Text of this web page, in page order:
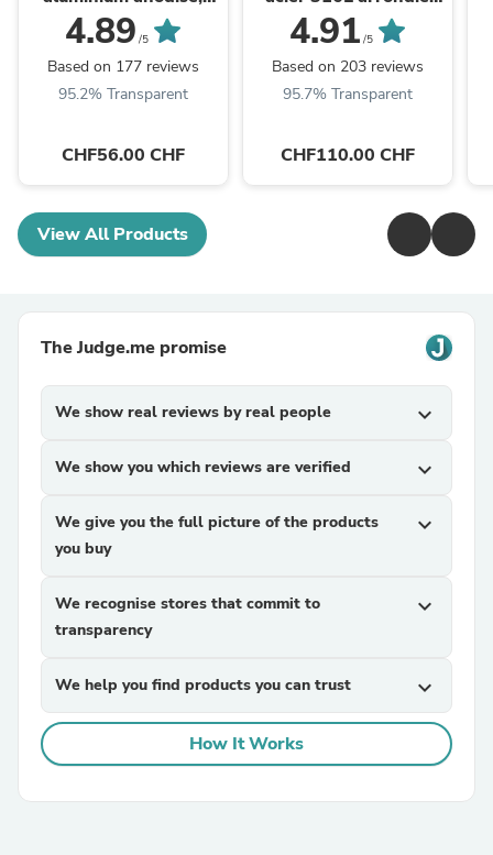
couleurs à choix
4.89 /5
Based on 177 reviews
95.2% Transparent
CHF56.00 CHF
(9mm) pour bague
mood, bijou avec
anneau central
4.91 /5
Based on 203 reviews
95.7% Transparent
CHF110.00 CHF
View All Products
The Judge.me promise
We show real reviews by real people expand_more
We show you which reviews are verified expand_more
We give you the full picture of the products
you buy
expand_more
We recognise stores that commit to
transparency
expand_more
We help you find products you can trust expand_more
How It Works